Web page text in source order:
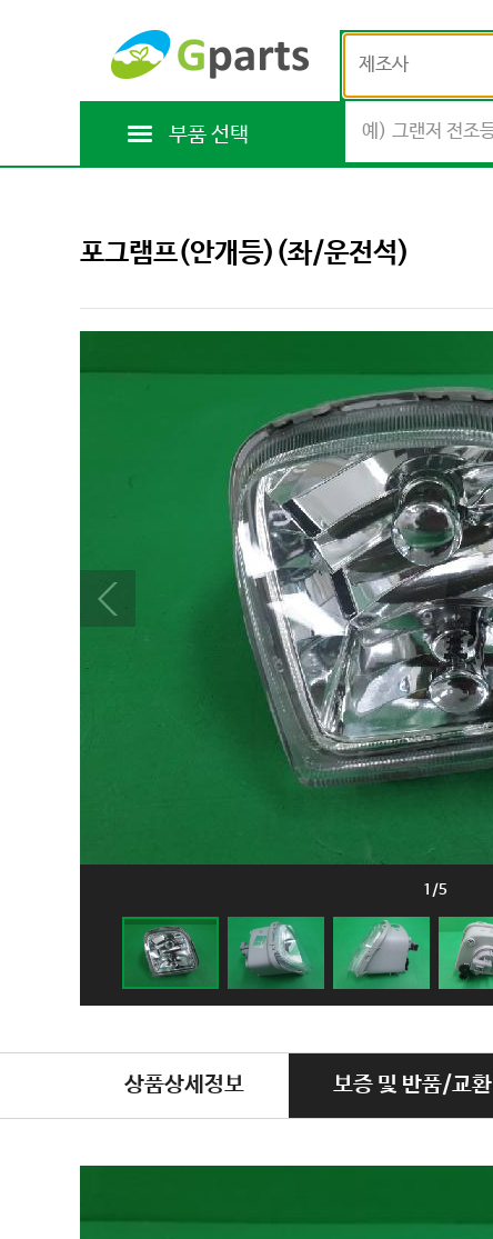
부품 선택
제조사
포그램프(안개등)(좌/운전석)
1 /5
상품상세정보 보증 및 반품/교환